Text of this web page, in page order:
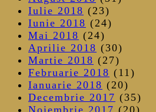
Iulie 2018 (23)
Iunie 2018 (24)
Mai 2018 (24)
Aprilie 2018 (30)
Martie 2018 (27)
Februarie 2018 (11)
Ianuarie 2018 (20)
Decembrie 2017 (35)
Noiembrie 2017 (20)